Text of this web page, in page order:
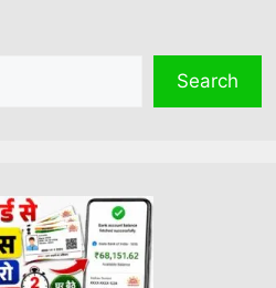
Search